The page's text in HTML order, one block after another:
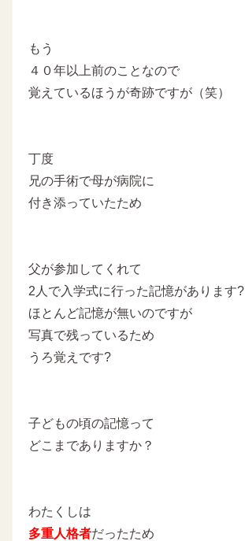
もう
４０年以上前のことなので
覚えているほうが奇跡ですが（笑）
丁度
兄の手術で母が病院に
付き添っていたため
父が参加してくれて
2人で入学式に行った記憶があります?
ほとんど記憶が無いのですが
写真で残っているため
うろ覚えです?
子どもの頃の記憶って
どこまでありますか？
わたくしは
多重人格者だったため